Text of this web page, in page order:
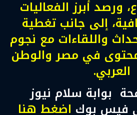
ورصد أبرز الفعاليات
إلى جانب تغطية
واللقاءات مع نجوم
في مصر والوطن
العربي.
بوابة سلام نيوز
فيس بوك اضغط هنا